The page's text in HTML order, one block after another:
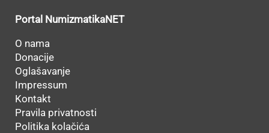
Portal NumizmatikaNET
O nama
Donacije
Oglašavanje
Impressum
Kontakt
Pravila privatnosti
Politika kolačića